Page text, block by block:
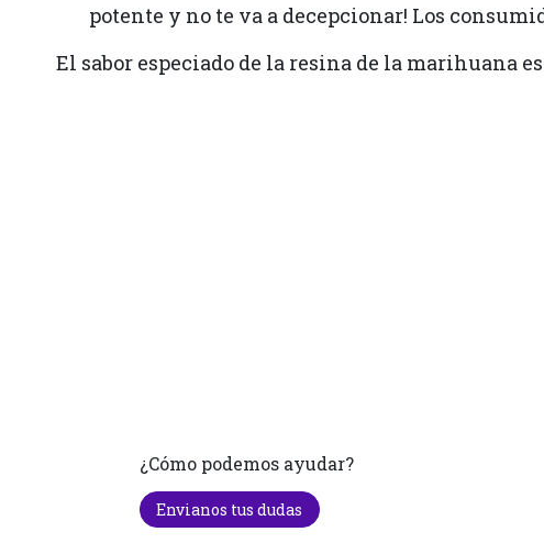
potente y no te va a decepcionar! Los
El sabor especiado de la resina de la marihuana
¿Cómo podemos ayudar?
Envianos tus dudas